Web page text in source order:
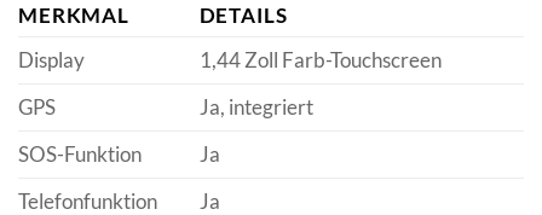
MERKMAL
DETAILS
Display
1,44 Zoll Farb-Touchscreen
GPS
Ja, integriert
SOS-Funktion
Ja
Telefonfunktion
Ja